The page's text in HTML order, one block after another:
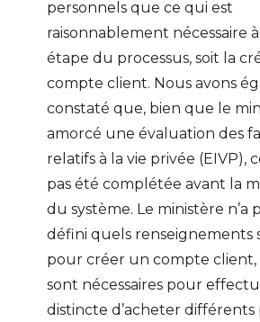
personnels que ce qui est
raisonnablement nécessaire
étape du processus, soit la
compte client. Nous avons
constaté que, bien que le
amorcé une évaluation des
relatifs à la vie privée (EIVP),
pas été complétée avant la
du système. Le ministère n’a
défini quels renseignements
pour créer un compte client,
sont nécessaires pour
distincte d’acheter différents